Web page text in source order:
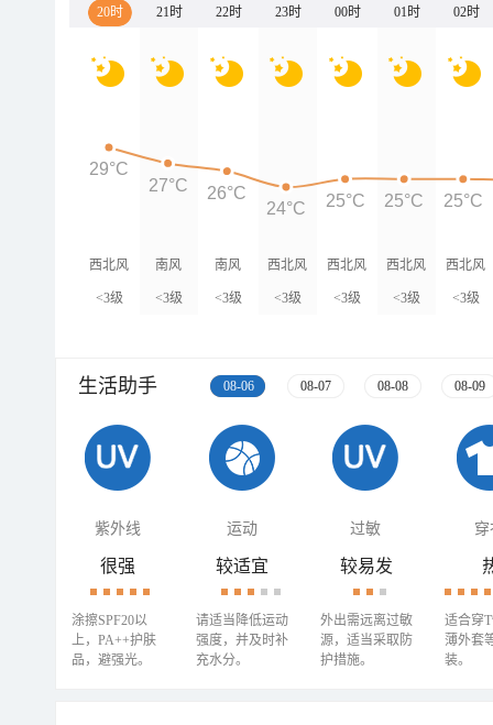
20时 21时 22时 23时 00时 01时 02时
西北风
<3级
南风
<3级
南风
<3级
西北风
<3级
西北风
<3级
西北风
<3级
西北风
<3级
29°C
27°C 26°C
24°C 25°C 25°C 25°C
生活助手 08-06 08-07 08-08 08-09
紫外线 运动 过敏 穿
很强
涂擦SPF20以
上，PA++护肤
品，避强光。
较适宜
请适当降低运动
强度，并及时补
充水分。
较易发
外出需远离过敏
源，适当采取防
护措施。
适合穿
薄外套
装。